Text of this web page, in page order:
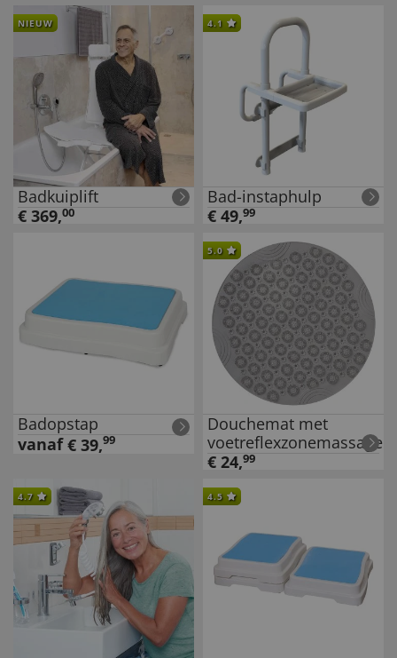
NIEUW
Badkuiplift
€ 369,00
4.1
Bad-instaphulp
€ 49,99
Badopstap
vanaf € 39,99
5.0
Douchemat met
voetreflexzonemassage
€ 24,99
4.7 4.5